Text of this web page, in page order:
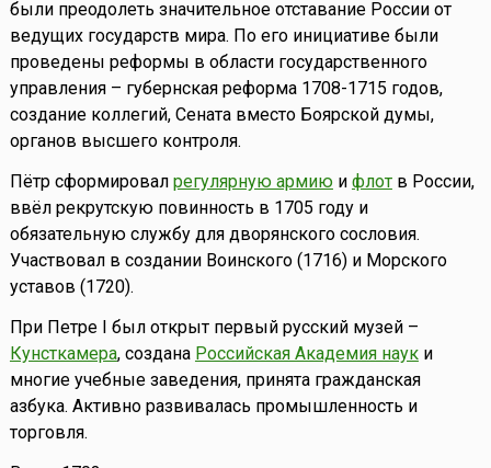
были преодолеть значительное отставание России от
ведущих государств мира. По его инициативе были
проведены реформы в области государственного
управления – губернская реформа 1708-1715 годов,
создание коллегий, Сената вместо Боярской думы,
органов высшего контроля.
Пётр сформировал регулярную армиюи флотв России,
ввёл рекрутскую повинность в 1705 году и
обязательную службу для дворянского сословия.
Участвовал в создании Воинского (1716) и Морского
уставов (1720).
При Петре I был открыт первый русский музей –
Кунсткамера, создана Российская Академия науки
многие учебные заведения, принята гражданская
азбука. Активно развивалась промышленность и
торговля.